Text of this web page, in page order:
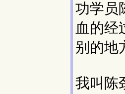
功学员
血的经
别的地
我叫陈